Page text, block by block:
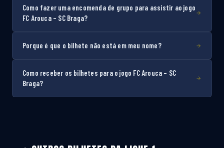
Como fazer uma encomenda de grupo para assistir ao jogo
FC Arouca – SC Braga?
Porque é que o bilhete não está em meu nome?
Como receber os bilhetes para o jogo FC Arouca – SC
Braga?